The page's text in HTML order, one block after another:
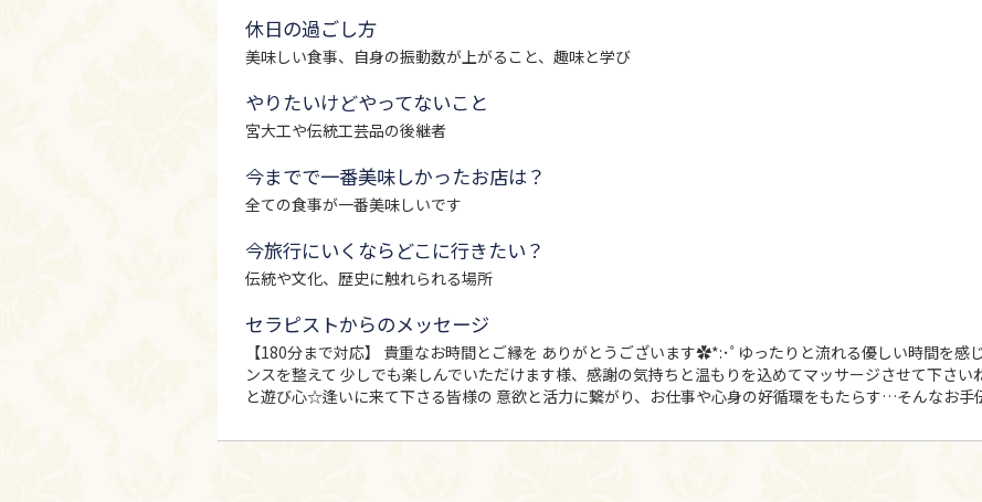
休日の過ごし方
美味しい食事、自身の振動数が上がること、趣味と学び
やりたいけどやってないこと
宮大工や伝統工芸品の後継者
今までで一番美味しかったお店は？
全ての食事が一番美味しいです
今旅行にいくならどこに行きたい？
伝統や文化、歴史に触れられる場所
セラピストからのメッセージ
【180分まで対応】 貴重なお時間とご縁を ありがとうございます✿*:･ﾟゆったりと流れる優しい時間を感
ンスを整えて 少しでも楽しんでいただけます様、感謝の気持ちと温もりを込めてマッサージさせて下さ
と遊び心☆逢いに来て下さる皆様の 意欲と活力に繋がり、お仕事や心身の好循環をもたらす…そんなお手